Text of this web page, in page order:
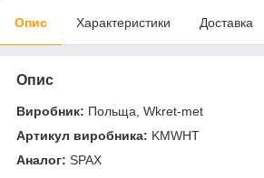
Опис Характеристики Доставка
Опис
Виробник: Польща, Wkret-met
Артикул виробника: KMWHT
Аналог: SPAX